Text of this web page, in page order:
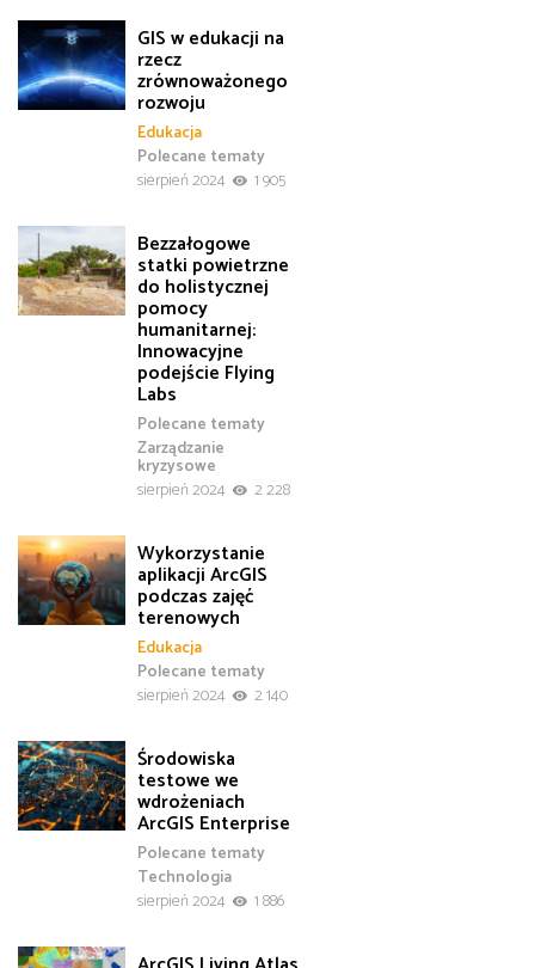
GIS w edukacji na
rzecz
zrównoważonego
rozwoju
Edukacja
Polecane tematy
sierpień 2024
1 905
Bezzałogowe
statki powietrzne
do holistycznej
pomocy
humanitarnej:
Innowacyjne
podejście Flying
Labs
Polecane tematy
Zarządzanie
kryzysowe
sierpień 2024
2 228
Wykorzystanie
aplikacji ArcGIS
podczas zajęć
terenowych
Edukacja
Polecane tematy
sierpień 2024
2 140
Środowiska
testowe we
wdrożeniach
ArcGIS Enterprise
Polecane tematy
Technologia
sierpień 2024
1 886